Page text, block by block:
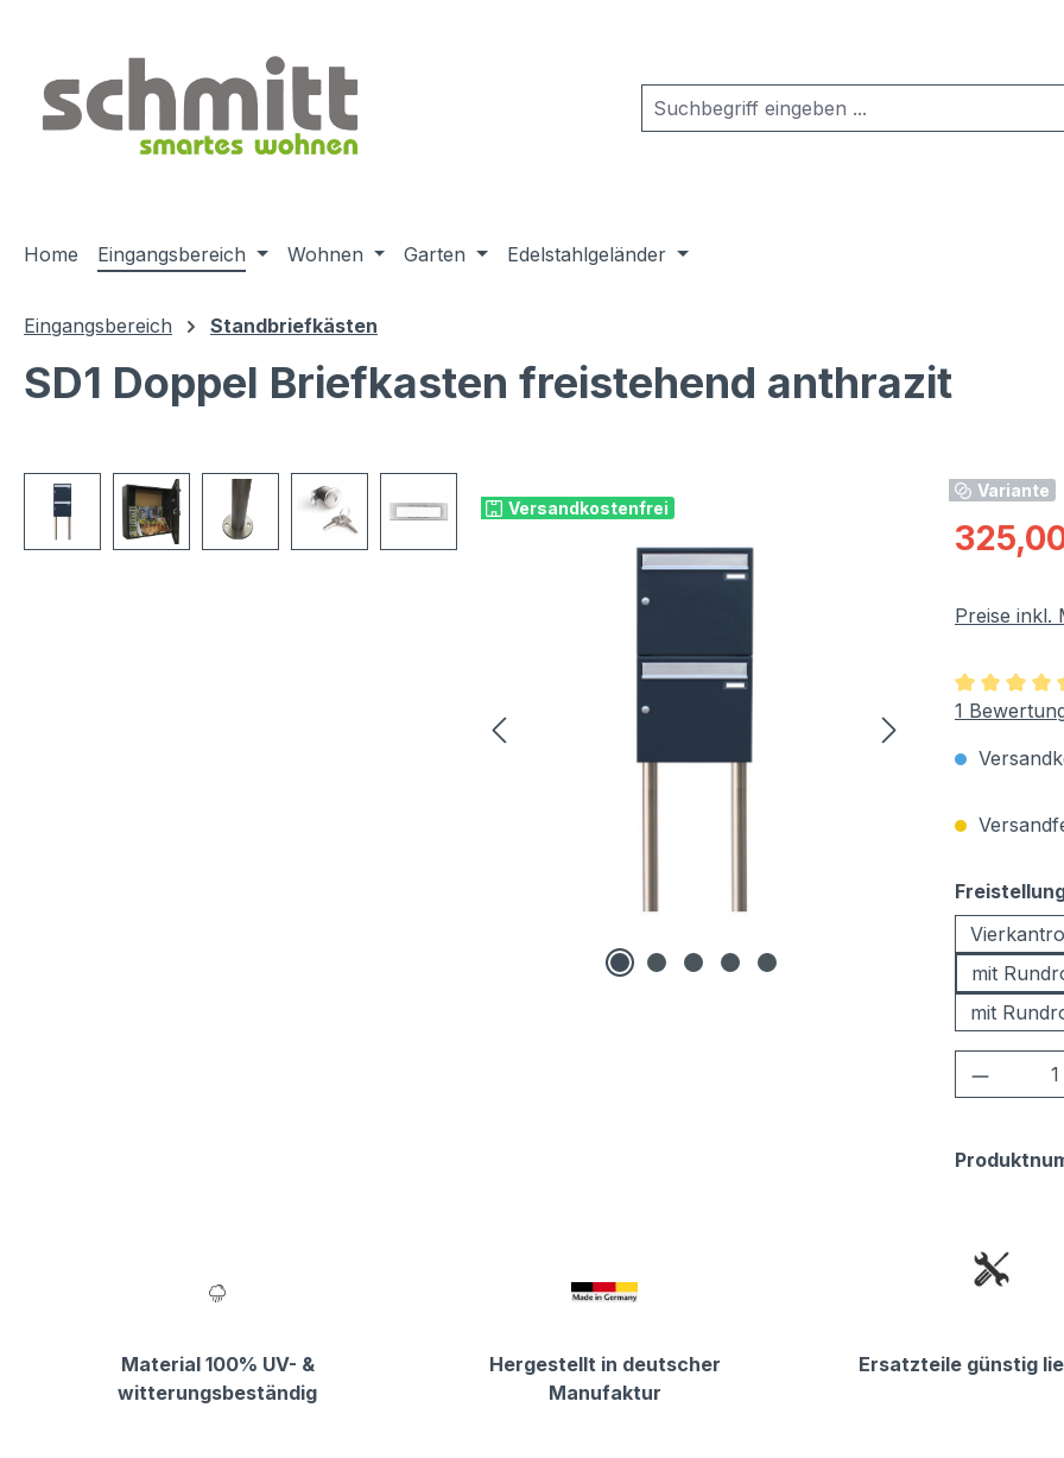
Home Eingangsbereich Wohnen Garten Edelstahlgeländer
Eingangsbereich Standbriefkästen
SD1 Doppel Briefkasten freistehend anthrazit
Versandkostenfrei
Variante
Preise inkl.
1
mit
mit
Material 100% UV- &
witterungsbeständig
Hergestellt in deutscher
Manufaktur
Ersatzteile günstig